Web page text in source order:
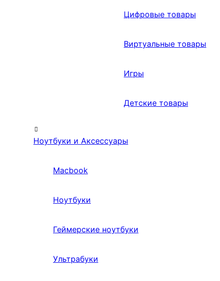
Цифровые товары
Виртуальные товары
Игры
Детские товары
Ноутбуки и Аксессуары
Macbook
Ноутбуки
Геймерские ноутбуки
Ультрабуки